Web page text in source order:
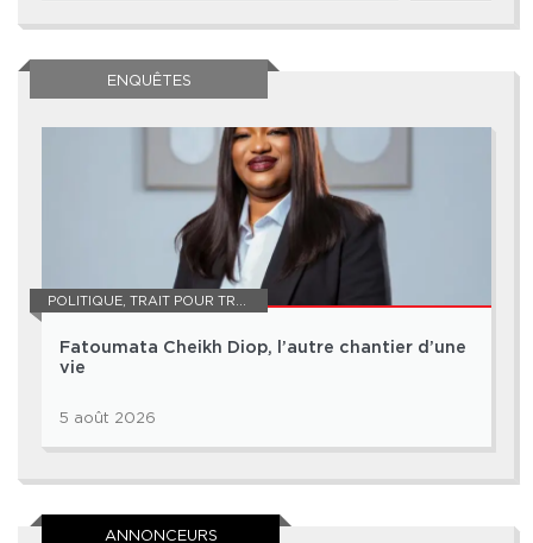
ENQUÊTES
POLITIQUE, TRAIT POUR TRAIT
Fatoumata Cheikh Diop, l’autre chantier d’une
vie
5 août 2026
ANNONCEURS